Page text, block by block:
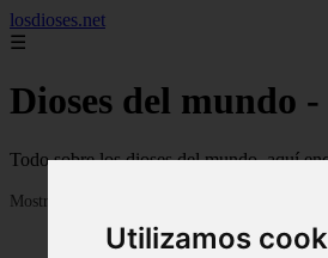
Utilizamos
losdioses.net
☰
Dioses del mundo
Todo sobre los dioses del mundo, aquí
Mostrando 1 - 24 de 180 artículos